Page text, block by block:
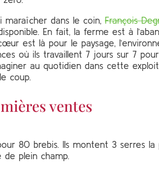
maraîcher dans le coin,François
En fait, la ferme est à
est là pour le paysage,
où ils travaillent 7 jours sur 7
au quotidien dans cette
coup.
ventes
80 brebis. Ils montent 3 serres la
plein champ.